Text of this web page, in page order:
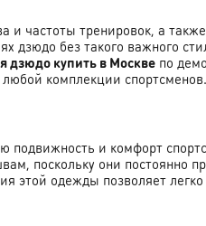
и частоты тренировок, а
без такого важного
дзюдо купить в Москве по
комплекции спортсменов.
и комфорт
поскольку они постоянно
этой одежды позволяет